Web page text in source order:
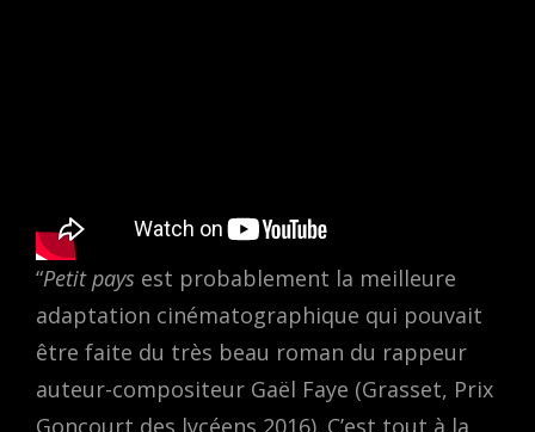
“Petit pays est probablement la meilleure
adaptation cinématographique qui pouvait
être faite du très beau roman du rappeur
auteur-compositeur Gaël Faye (Grasset, Prix